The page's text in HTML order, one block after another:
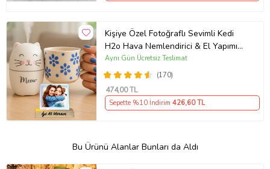
Kişiye Özel Fotoğraflı Sevimli Kedi
H2o Hava Nemlendirici & El Yapımı
Kabartmalı Kupa
(170)
Aynı Gün Ücretsiz Teslimat
474,00 TL
Sepette %10 İndirim 426,60 TL
Bu Ürünü Alanlar Bunları da Aldı